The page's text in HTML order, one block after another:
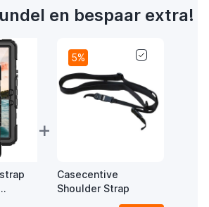
en bespaar extra!
+
5%
Casecentive
Shoulder Strap